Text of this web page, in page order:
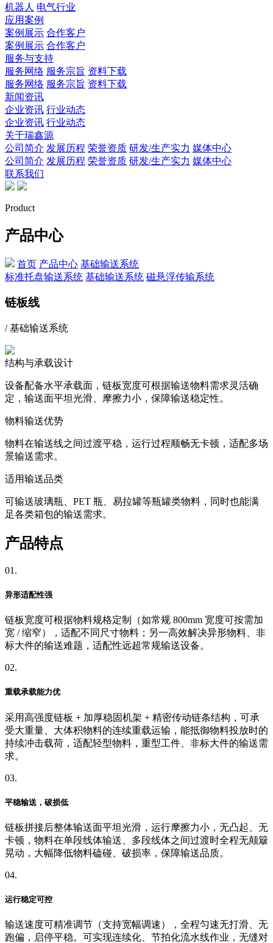
机器人 电气行业
应用案例
案例展示 合作客户
案例展示 合作客户
服务与支持
服务网络 服务宗旨 资料下载
服务网络 服务宗旨 资料下载
新闻资讯
企业资讯 行业动态
企业资讯 行业动态
关于瑞鑫源
公司简介 发展历程 荣誉资质 研发/生产实力 媒体中心
公司简介 发展历程 荣誉资质 研发/生产实力 媒体中心
联系我们
Product
产品中心
首页 产品中心 基础输送系统
标准托盘输送系统 基础输送系统 磁悬浮传输系统
链板线
/ 基础输送系统
结构与承载设计
设备配备水平承载面，链板宽度可根据输送物料需求灵活确
定，输送面平坦光滑、摩擦力小，保障输送稳定性。
物料输送优势
物料在输送线之间过渡平稳，运行过程顺畅无卡顿，适配多场
景输送需求。
适用输送品类
可输送玻璃瓶、PET 瓶、易拉罐等瓶罐类物料，同时也能满
足各类箱包的输送需求。
产品特点
01.
异形适配性强
链板宽度可根据物料规格定制（如常规 800mm 宽度可按需加
宽 / 缩窄），适配不同尺寸物料；另一高效解决异形物料、非
标大件的输送难题，适配性远超常规输送设备。
02.
重载承载能力优
采用高强度链板 + 加厚稳固机架 + 精密传动链条结构，可承
受大重量、大体积物料的连续重载运输，能抵御物料投放时的
持续冲击载荷，适配轻型物料，重型工件、非标大件的输送需
求。
03.
平稳输送，破损低
链板拼接后整体输送面平坦光滑，运行摩擦力小，无凸起、无
卡顿，物料在单段线体输送、多段线体之间过渡时全程无颠簸
晃动，大幅降低物料磕碰、破损率，保障输送品质。
04.
运行稳定可控
输送速度可精准调节（支持宽幅调速），全程匀速无打滑、无
跑偏，启停平稳。可实现连续化、节拍化流水线作业，无缝对